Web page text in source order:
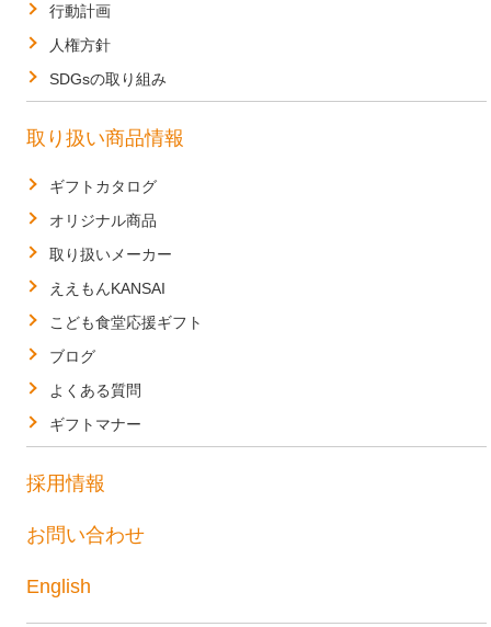
行動計画
人権方針
SDGsの取り組み
取り扱い商品情報
ギフトカタログ
オリジナル商品
取り扱いメーカー
ええもんKANSAI
こども食堂応援ギフト
ブログ
よくある質問
ギフトマナー
採用情報
お問い合わせ
English